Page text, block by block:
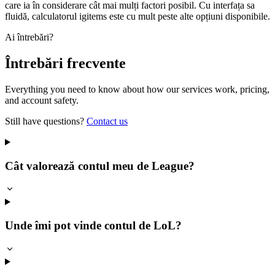
care ia în considerare cât mai mulți factori posibil. Cu interfața sa
fluidă, calculatorul igitems este cu mult peste alte opțiuni disponibile.
Ai întrebări?
Întrebări frecvente
Everything you need to know about how our services work, pricing,
and account safety.
Still have questions? Contact us
Cât valorează contul meu de League?
Unde îmi pot vinde contul de LoL?